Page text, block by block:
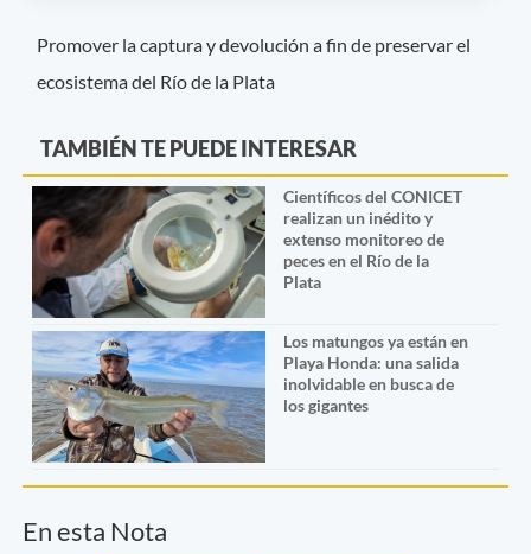
Promover la captura y devolución a fin de preservar el
ecosistema del Río de la Plata
TAMBIÉN TE PUEDE INTERESAR
Científicos del CONICET
realizan un inédito y
extenso monitoreo de
peces en el Río de la
Plata
Los matungos ya están en
Playa Honda: una salida
inolvidable en busca de
los gigantes
En esta Nota